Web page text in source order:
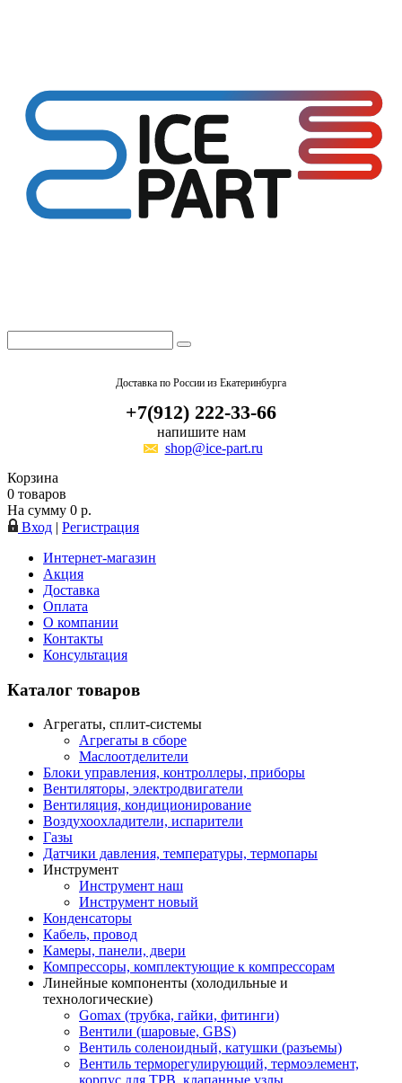
Доставка по России из Екатеринбурга
+7(912) 222-33-66
напишите нам
shop@ice-part.ru
Корзина
0 товаров
На сумму 0 р.
Вход | Регистрация
Интернет-магазин
Акция
Доставка
Оплата
О компании
Контакты
Консультация
Каталог товаров
Агрегаты, сплит-системы
Агрегаты в сборе
Маслоотделители
Блоки управления, контроллеры, приборы
Вентиляторы, электродвигатели
Вентиляция, кондиционирование
Воздухоохладители, испарители
Газы
Датчики давления, температуры, термопары
Инструмент
Инструмент наш
Инструмент новый
Конденсаторы
Кабель, провод
Камеры, панели, двери
Компрессоры, комплектующие к компрессорам
Линейные компоненты (холодильные и
технологические)
Gomax (трубка, гайки, фитинги)
Вентили (шаровые, GBS)
Вентиль соленоидный, катушки (разъемы)
Вентиль терморегулирующий, термоэлемент,